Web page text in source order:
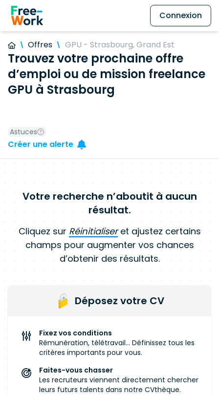
Connexion
Offres GPU - Strasbourg, Grand Est
Trouvez votre prochaine offre
d’emploi ou de mission freelance
GPU à Strasbourg
Astuces
Créer une alerte
Votre recherche n’aboutit à aucun
résultat.
Cliquez sur Réinitialiseret ajustez certains
champs pour augmenter vos chances
d’obtenir des résultats.
Déposez votre CV
Fixez vos conditions
Rémunération, télétravail... Définissez tous les
critères importants pour vous.
Faites-vous chasser
Les recruteurs viennent directement chercher
leurs futurs talents dans notre CVthèque.